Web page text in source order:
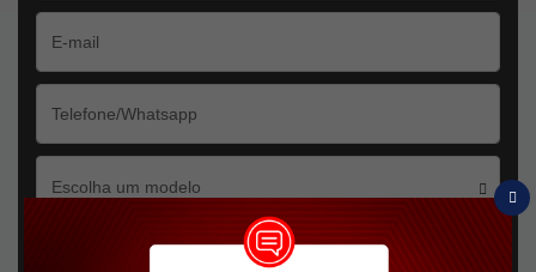
Escolha um modelo